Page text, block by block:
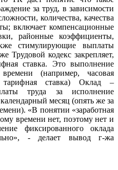
за труд, в зависимости
количества, качества
включает компенсационные
районные коэффициенты,
стимулирующие выплаты
Трудовой кодекс закрепляет,
ставка. Это выполнение
(например, часовая
тарифная ставка) Оклад –
труда за исполнение
месяц (опять же за
«В понятии «заработная
времени нет, поэтому нет и
фиксированного оклада
- делает вывод г-жа